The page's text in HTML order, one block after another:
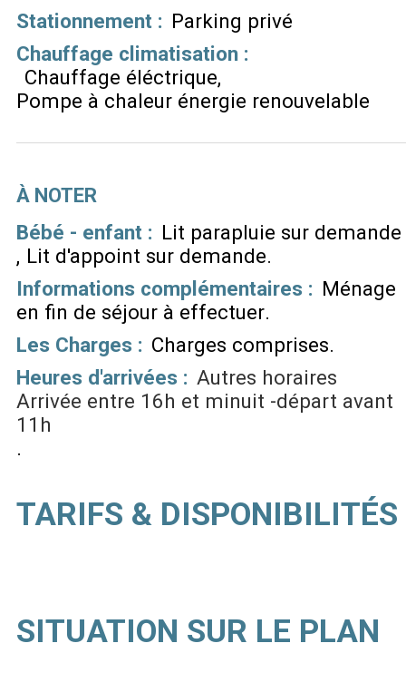
Stationnement : Parking privé
Chauffage climatisation :
Chauffage éléctrique
Pompe à chaleur énergie renouvelable
À NOTER
Bébé - enfant : Lit parapluie sur demande
Lit d'appoint sur demande
Informations complémentaires : Ménage
en fin de séjour à effectuer
Les Charges : Charges comprises
Heures d'arrivées : Autres horaires
Arrivée entre 16h et minuit -départ avant
11h
TARIFS & DISPONIBILITÉS
SITUATION SUR LE PLAN